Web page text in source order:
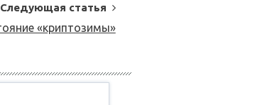
Следующая статья
«криптозимы»